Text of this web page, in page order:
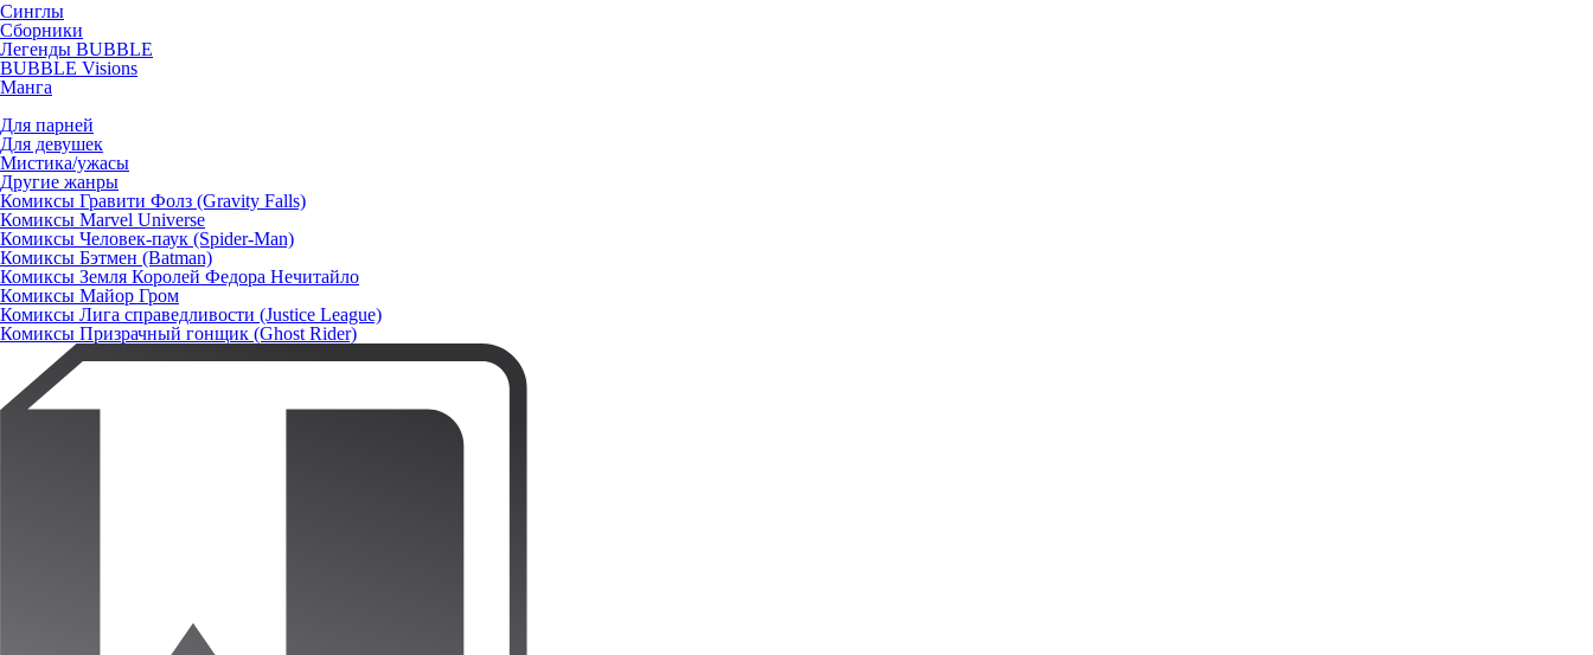
Синглы
Сборники
Легенды BUBBLE
BUBBLE Visions
Манга
Для парней
Для девушек
Мистика/ужасы
Другие жанры
Комиксы Гравити Фолз (Gravity Falls)
Комиксы Marvel Universe
Комиксы Человек-паук (Spider-Man)
Комиксы Бэтмен (Batman)
Комиксы Земля Королей Федора Нечитайло
Комиксы Майор Гром
Комиксы Лига справедливости (Justice League)
Комиксы Призрачный гонщик (Ghost Rider)